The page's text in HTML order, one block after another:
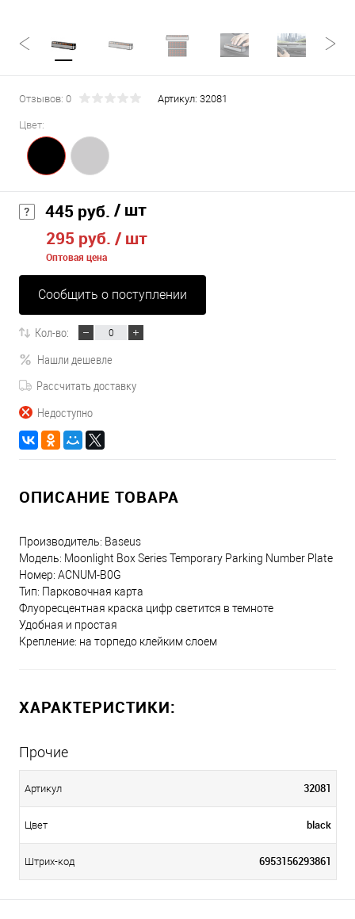
Отзывов: 0 Артикул: 32081
Цвет:
445 руб. / шт
295 руб. / шт
Оптовая цена
Сообщить о поступлении
Кол-во:
Нашли дешевле
Рассчитать доставку
Недоступно
ОПИСАНИЕ ТОВАРА
Производитель: Baseus
Модель: Moonlight Box Series Temporary Parking Number Plate
Номер: ACNUM-B0G
Тип: Парковочная карта
Флуоресцентная краска цифр светится в темноте
Удобная и простая
Крепление: на торпедо клейким слоем
ХАРАКТЕРИСТИКИ:
Прочие
Артикул 32081
Цвет black
Штрих-код 6953156293861